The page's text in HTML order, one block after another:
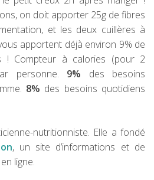
on doit apporter 25g de fibres
et les deux cuillères à
apportent déjà environ 9% de
! Compteur à calories (pour 2
personne. 9% des besoins
8% des besoins quotidiens
nutritionniste. Elle a fondé
, un site d’informations et de
ligne.